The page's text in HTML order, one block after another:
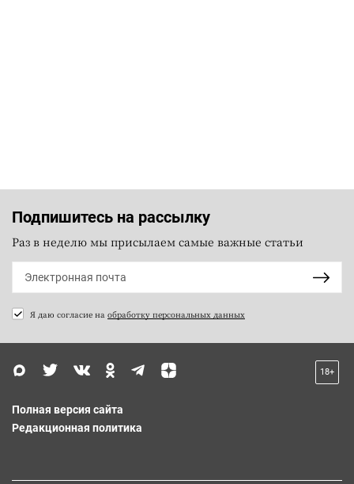
Подпишитесь на рассылку
Раз в неделю мы присылаем самые важные статьи
Я даю согласие на обработку персональных данных
18+
Полная версия сайта
Редакционная политика